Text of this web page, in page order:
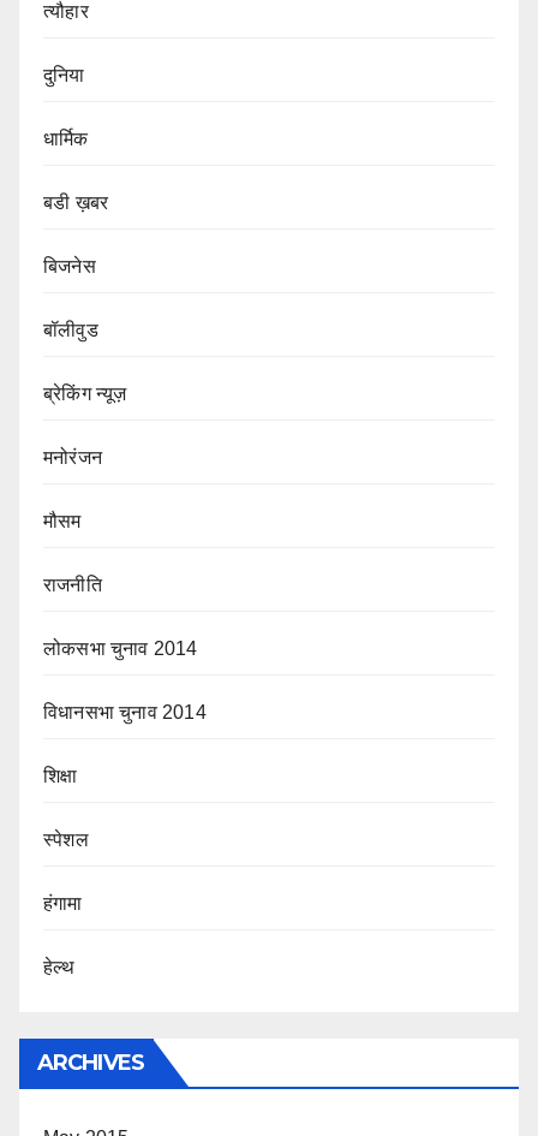
त्यौहार
दुनिया
धार्मिक
बडी ख़बर
बिजनेस
बॉलीवुड
ब्रेकिंग न्यूज़
मनोरंजन
मौसम
राजनीति
लोकसभा चुनाव 2014
विधानसभा चुनाव 2014
शिक्षा
स्पेशल
हंगामा
हेल्थ
ARCHIVES